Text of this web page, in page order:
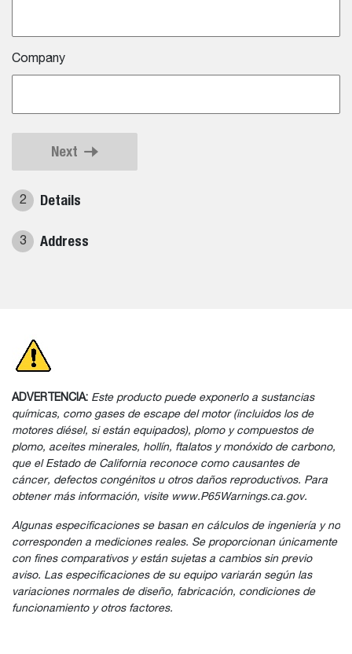
Company
Next
2 Details
3 Address
ADVERTENCIA: Este producto puede exponerlo a sustancias
químicas, como gases de escape del motor (incluidos los de
motores diésel, si están equipados), plomo y compuestos de
plomo, aceites minerales, hollín, ftalatos y monóxido de carbono,
que el Estado de California reconoce como causantes de
cáncer, defectos congénitos u otros daños reproductivos. Para
obtener más información, visite www.P65Warnings.ca.gov.
Algunas especificaciones se basan en cálculos de ingeniería y no
corresponden a mediciones reales. Se proporcionan únicamente
con fines comparativos y están sujetas a cambios sin previo
aviso. Las especificaciones de su equipo variarán según las
variaciones normales de diseño, fabricación, condiciones de
funcionamiento y otros factores.